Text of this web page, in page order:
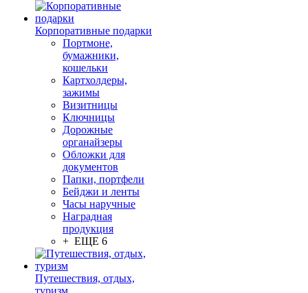
Корпоративные подарки
Портмоне,
бумажники,
кошельки
Картхолдеры,
зажимы
Визитницы
Ключницы
Дорожные
органайзеры
Обложки для
документов
Папки, портфели
Бейджи и ленты
Часы наручные
Наградная
продукция
+ ЕЩЕ 6
Путешествия, отдых,
туризм